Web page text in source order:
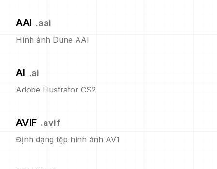
AAI .aai
Hình ảnh Dune AAI
AI .ai
Adobe Illustrator CS2
AVIF .avif
Định dạng tệp hình ảnh AV1